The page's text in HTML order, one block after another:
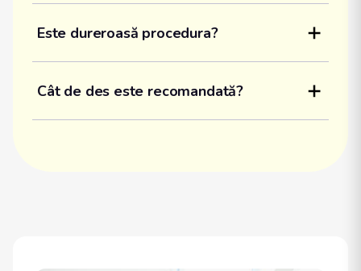
Este dureroasă procedura?
Cât de des este recomandată?